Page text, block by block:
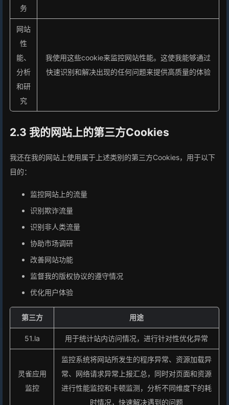
务
网站
性
能、
分析
和研
究
我使用这些cookie来监控网站性能。这使我能够通过
快速识别和解决出现的任何问题来提供高质量的体验
2.3 我的网站上的第三方Cookies
我还在我的网站上使用属于上述类别的第三方Cookies，用于以下
目的：
监控网站上的流量
识别欺诈流量
识别非人类流量
协助市场调研
改善网站功能
监督我的版权协议的遵守情况
优化用户体验
第三方 用途
51.la 用于统计站内访问情况，进行针对性优化异常
灵雀应用
监控
监控系统将网站所发生的程序异常、资源加载异
常、网络请求异常上报汇总，同时对页面和资源
进行性能监控和卡顿监测，分析不同维度下的耗
时情况，快速解决遇到的问题